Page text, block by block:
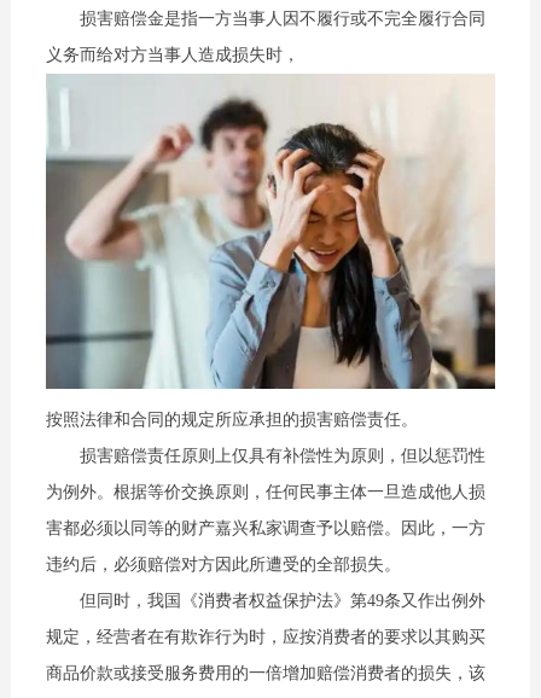
损害赔偿金是指一方当事人因不履行或不完全履行合同
义务而给对方当事人造成损失时，
按照法律和合同的规定所应承担的损害赔偿责任。
损害赔偿责任原则上仅具有补偿性为原则，但以惩罚性
为例外。根据等价交换原则，任何民事主体一旦造成他人损
害都必须以同等的财产嘉兴私家调查予以赔偿。因此，一方
违约后，必须赔偿对方因此所遭受的全部损失。
但同时，我国《消费者权益保护法》第49条又作出例外
规定，经营者在有欺诈行为时，应按消费者的要求以其购买
商品价款或接受服务费用的一倍增加赔偿消费者的损失，该